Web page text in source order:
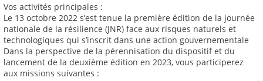
Vos activités principales :
Le 13 octobre 2022 s’est tenue la première édition de la journée
nationale de la résilience (JNR) face aux risques naturels et
technologiques qui s’inscrit dans une action gouvernementale
Dans la perspective de la pérennisation du dispositif et du
lancement de la deuxième édition en 2023, vous participerez
aux missions suivantes :